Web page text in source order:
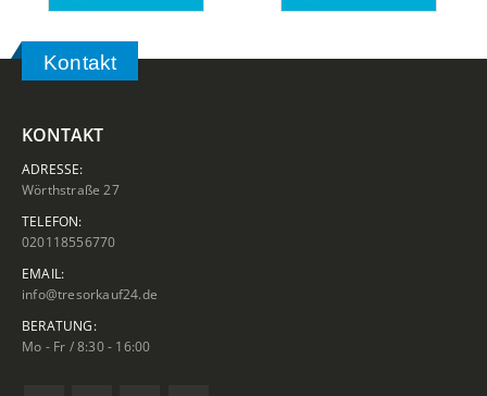
Kontakt
KONTAKT
ADRESSE:
Wörthstraße 27
TELEFON:
020118556770
EMAIL:
info@tresorkauf24.de
BERATUNG:
Mo - Fr / 8:30 - 16:00